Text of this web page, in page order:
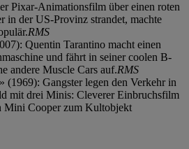
Pixar-Animationsfilm über einen roten
der US-Provinz strandet, machte
RMS
Quentin Tarantino macht einen
und fährt in seiner coolen B-
andere Muscle Cars auf.RMS
(1969): Gangster legen den Verkehr in
mit drei Minis: Cleverer Einbruchsfilm
Mini Cooper zum Kultobjekt